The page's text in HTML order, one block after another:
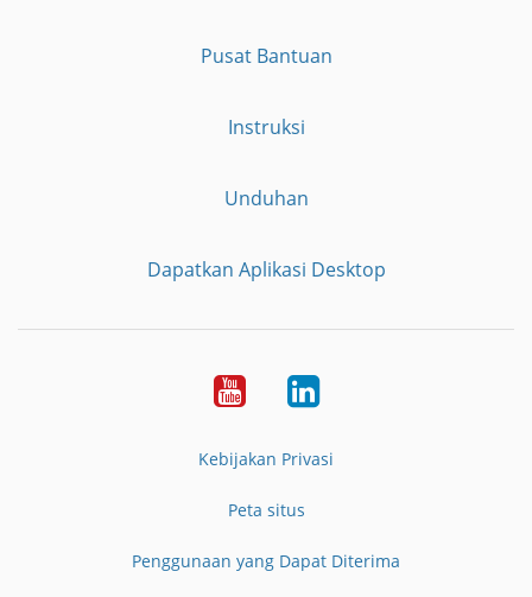
Pusat Bantuan
Instruksi
Unduhan
Dapatkan Aplikasi Desktop
YouTubeLinkedIn
Kebijakan Privasi
Peta situs
Penggunaan yang Dapat Diterima